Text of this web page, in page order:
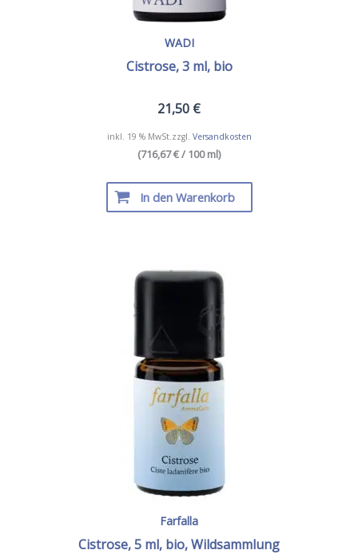
WADI
Cistrose, 3 ml, bio
21,50 €
inkl. 19 % MwSt.zzgl. Versandkosten
(716,67 € / 100 ml)
In den Warenkorb
Farfalla
Cistrose, 5 ml, bio, Wildsammlung